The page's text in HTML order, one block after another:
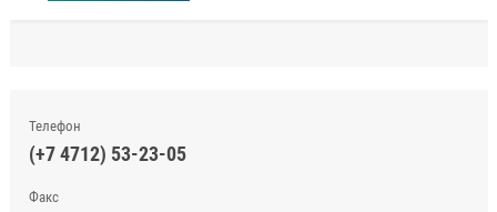
Телефон
(+7 4712) 53-23-05
Факс